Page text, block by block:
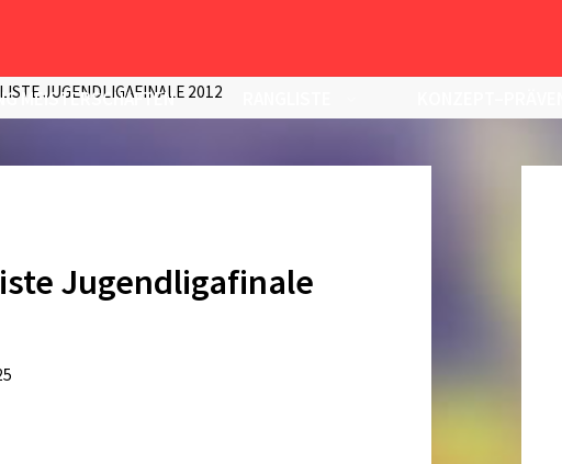
MEISTERSCHAFTEN
JUGENDLIGAFINALE 2012
Jugendligafinale